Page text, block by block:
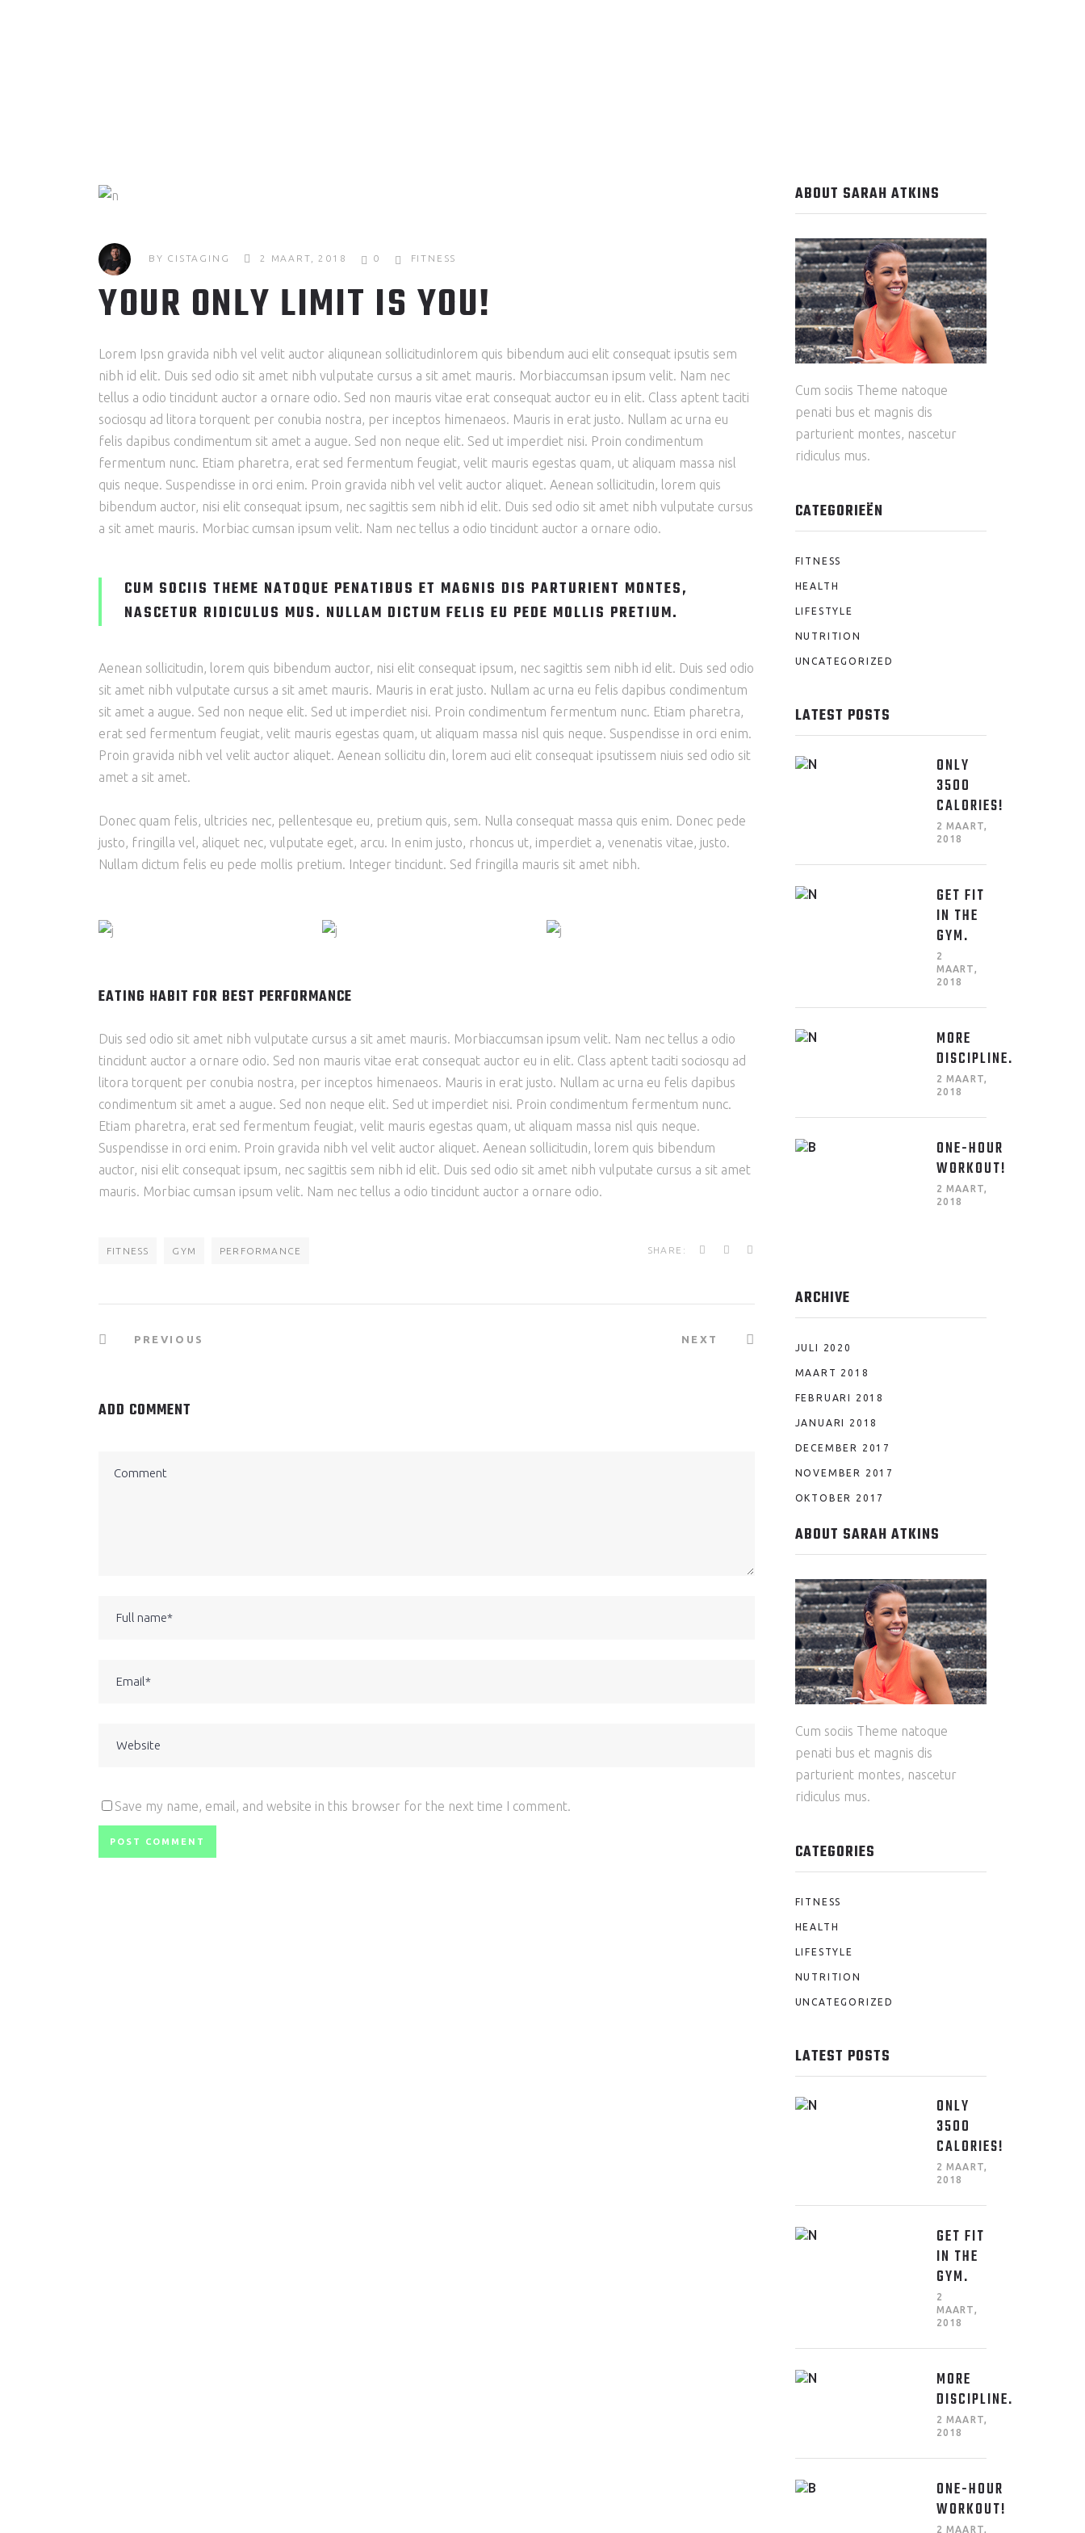
BY CISTAGING 2 MAART, 2018 0 FITNESS
YOUR ONLY LIMIT IS YOU!
Lorem Ipsn gravida nibh vel velit auctor aliqunean sollicitudinlorem quis bibendum auci elit consequat ipsutis sem
nibh id elit. Duis sed odio sit amet nibh vulputate cursus a sit amet mauris. Morbiaccumsan ipsum velit. Nam nec
tellus a odio tincidunt auctor a ornare odio. Sed non mauris vitae erat consequat auctor eu in elit. Class aptent taciti
sociosqu ad litora torquent per conubia nostra, per inceptos himenaeos. Mauris in erat justo. Nullam ac urna eu
felis dapibus condimentum sit amet a augue. Sed non neque elit. Sed ut imperdiet nisi. Proin condimentum
fermentum nunc. Etiam pharetra, erat sed fermentum feugiat, velit mauris egestas quam, ut aliquam massa nisl
quis neque. Suspendisse in orci enim. Proin gravida nibh vel velit auctor aliquet. Aenean sollicitudin, lorem quis
bibendum auctor, nisi elit consequat ipsum, nec sagittis sem nibh id elit. Duis sed odio sit amet nibh vulputate cursus
a sit amet mauris. Morbiac cumsan ipsum velit. Nam nec tellus a odio tincidunt auctor a ornare odio.
CUM SOCIIS THEME NATOQUE PENATIBUS ET MAGNIS DIS PARTURIENT MONTES,
NASCETUR RIDICULUS MUS. NULLAM DICTUM FELIS EU PEDE MOLLIS PRETIUM.
Aenean sollicitudin, lorem quis bibendum auctor, nisi elit consequat ipsum, nec sagittis sem nibh id elit. Duis sed odio
sit amet nibh vulputate cursus a sit amet mauris. Mauris in erat justo. Nullam ac urna eu felis dapibus condimentum
sit amet a augue. Sed non neque elit. Sed ut imperdiet nisi. Proin condimentum fermentum nunc. Etiam pharetra,
erat sed fermentum feugiat, velit mauris egestas quam, ut aliquam massa nisl quis neque. Suspendisse in orci enim.
Proin gravida nibh vel velit auctor aliquet. Aenean sollicitu din, lorem auci elit consequat ipsutissem niuis sed odio sit
amet a sit amet.
Donec quam felis, ultricies nec, pellentesque eu, pretium quis, sem. Nulla consequat massa quis enim. Donec pede
justo, fringilla vel, aliquet nec, vulputate eget, arcu. In enim justo, rhoncus ut, imperdiet a, venenatis vitae, justo.
Nullam dictum felis eu pede mollis pretium. Integer tincidunt. Sed fringilla mauris sit amet nibh.
EATING HABIT FOR BEST PERFORMANCE
Duis sed odio sit amet nibh vulputate cursus a sit amet mauris. Morbiaccumsan ipsum velit. Nam nec tellus a odio
tincidunt auctor a ornare odio. Sed non mauris vitae erat consequat auctor eu in elit. Class aptent taciti sociosqu ad
litora torquent per conubia nostra, per inceptos himenaeos. Mauris in erat justo. Nullam ac urna eu felis dapibus
condimentum sit amet a augue. Sed non neque elit. Sed ut imperdiet nisi. Proin condimentum fermentum nunc.
Etiam pharetra, erat sed fermentum feugiat, velit mauris egestas quam, ut aliquam massa nisl quis neque.
Suspendisse in orci enim. Proin gravida nibh vel velit auctor aliquet. Aenean sollicitudin, lorem quis bibendum
auctor, nisi elit consequat ipsum, nec sagittis sem nibh id elit. Duis sed odio sit amet nibh vulputate cursus a sit amet
mauris. Morbiac cumsan ipsum velit. Nam nec tellus a odio tincidunt auctor a ornare odio.
FITNESS GYM PERFORMANCE SHARE:
PREVIOUS NEXT
ADD COMMENT
Save my name, email, and website in this browser for the next time I comment.
ABOUT SARAH ATKINS
Cum sociis Theme natoque
penati bus et magnis dis
parturient montes, nascetur
ridiculus mus.
CATEGORIEËN
FITNESS
HEALTH
LIFESTYLE
NUTRITION
UNCATEGORIZED
LATEST POSTS
ONLY
3500
CALORIES!
2 MAART,
2018
GET FIT
IN THE
GYM.
2
MAART,
2018
MORE
DISCIPLINE.
2 MAART,
2018
ONE-HOUR
WORKOUT!
2 MAART,
2018
ARCHIVE
JULI 2020
MAART 2018
FEBRUARI 2018
JANUARI 2018
DECEMBER 2017
NOVEMBER 2017
OKTOBER 2017
ABOUT SARAH ATKINS
Cum sociis Theme natoque
penati bus et magnis dis
parturient montes, nascetur
ridiculus mus.
CATEGORIES
FITNESS
HEALTH
LIFESTYLE
NUTRITION
UNCATEGORIZED
LATEST POSTS
ONLY
3500
CALORIES!
2 MAART,
2018
GET FIT
IN THE
GYM.
2
MAART,
2018
MORE
DISCIPLINE.
2 MAART,
2018
ONE-HOUR
WORKOUT!
2 MAART,